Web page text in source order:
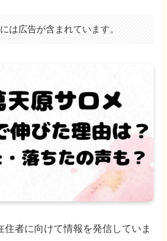
は広告が含まれています。
者に向けて情報を発信していま